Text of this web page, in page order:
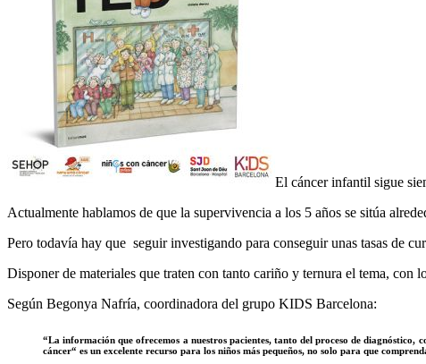
El cáncer infantil sigue
Actualmente hablamos de que la supervivencia a los 5 años se sitúa
Pero todavía hay que seguir investigando para conseguir unas tasas de
Disponer de materiales que traten con tanto cariño y ternura el tema, con
Según Begonya Nafría, coordinadora del grupo KIDS Barcelona:
“La información que ofrecemos a nuestros pacientes, tanto del proceso de
cáncer“ es un excelente recurso para los niños más pequeños, no solo para que